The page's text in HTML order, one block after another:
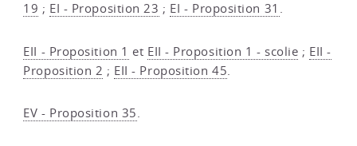
19 ; EI - Proposition 23 ; EI - Proposition 31 .
EII - Proposition 1 et EII - Proposition 1 - scolie ; EII -
Proposition 2 ; EII - Proposition 45
EV - Proposition 35.